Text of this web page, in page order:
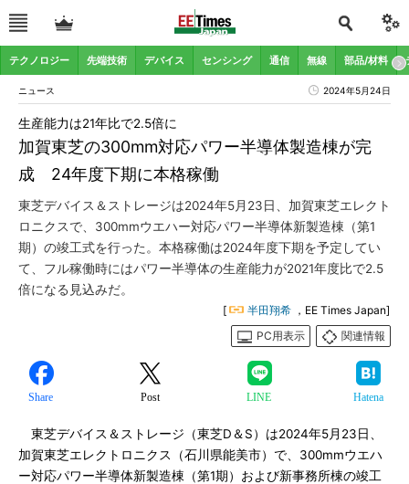
テクノロジー 先端技術 デバイス センシング 通信 無線 部品/材料
ニュース 2024年5月24日
加賀東芝の300mm対応パワー半導体製造棟が完
成 24年度下期に本格稼働
生産能力は21年比で2.5倍に
東芝デバイス＆ストレージは2024年5月23日、加賀東芝エレクト
ロニクスで、300mmウエハー対応パワー半導体新製造棟（第1
期）の竣工式を行った。本格稼働は2024年度下期を予定してい
て、フル稼働時にはパワー半導体の生産能力が2021年度比で2.5
倍になる見込みだ。
[ 半田翔希 ，EE Times Japan]
PC用表示
関連情報
Share Post LINE Hatena
東芝デバイス＆ストレージ（東芝D＆S）は2024年5月23日、
加賀東芝エレクトロニクス（石川県能美市）で、300mmウエハ
ー対応パワー半導体新製造棟（第1期）および新事務所棟の竣工